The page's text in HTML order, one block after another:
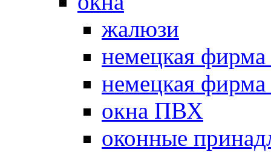
жалюзи
немецкая
немецкая
окна ПВХ
оконные